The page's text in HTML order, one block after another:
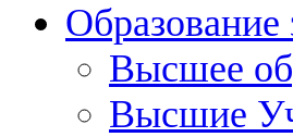
Высшее
Высшие